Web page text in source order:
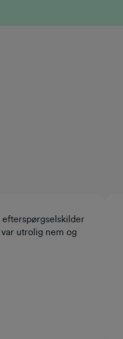
utrolig nem og